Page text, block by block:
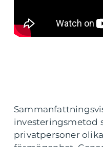
investeringsmetod
privatpersoner